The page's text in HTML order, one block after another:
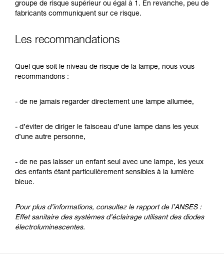
groupe de risque supérieur ou égal à 1. En revanche, peu de
fabricants communiquent sur ce risque.
Les recommandations
Quel que soit le niveau de risque de la lampe, nous vous
recommandons :
- de ne jamais regarder directement une lampe allumée,
- d’éviter de diriger le faisceau d’une lampe dans les yeux
d’une autre personne,
- de ne pas laisser un enfant seul avec une lampe, les yeux
des enfants étant particulièrement sensibles à la lumière
bleue.
Pour plus d’informations, consultez le rapport de l’ANSES :
Effet sanitaire des systèmes d’éclairage utilisant des diodes
électroluminescentes.